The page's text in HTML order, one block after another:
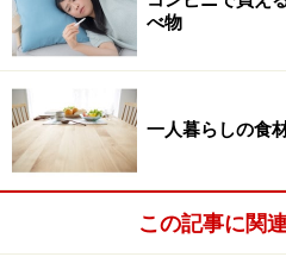
次のページでは、とろ～りと
います。このポットひとつ
る！＞＞次のページへ
※記事内容は執筆時点のものです
べ物
一人暮らしの食
この記事に関